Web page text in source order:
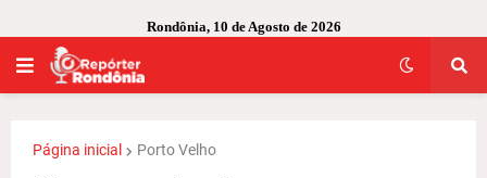
Rondônia, 10 de Agosto de 2026
Página inicial Porto Velho